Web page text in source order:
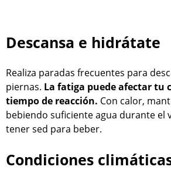
Descansa e hidrátate
Realiza paradas frecuentes para
piernas. La fatiga puede afectar tu
tiempo de reacción. Con calor,
bebiendo suficiente agua durante el
tener sed para beber.
Condiciones